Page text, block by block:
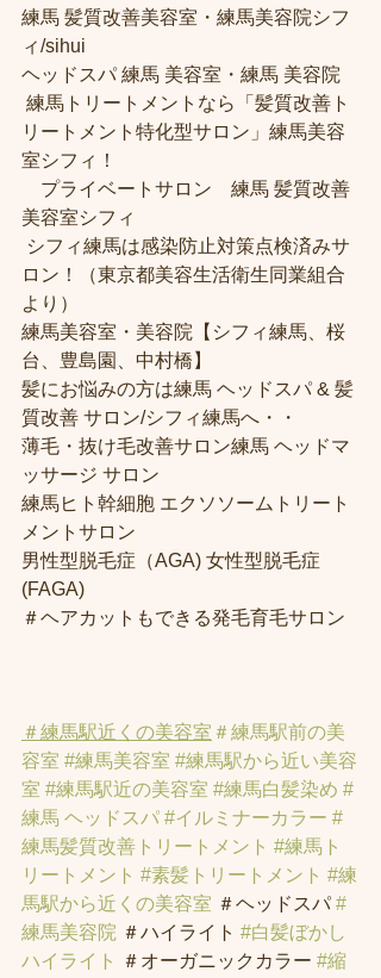
練馬 髪質改善美容室・練馬美容院シフ
ィ/sihui
ヘッドスパ 練馬 美容室・練馬 美容院
練馬トリートメントなら「髪質改善ト
リートメント特化型サロン」練馬美容
室シフィ！
プライベートサロン　練馬 髪質改善
美容室シフィ
シフィ練馬は感染防止対策点検済みサ
ロン！（東京都美容生活衛生同業組合
より）
練馬美容室・美容院【シフィ練馬、桜
台、豊島園、中村橋】
髪にお悩みの方は練馬 ヘッドスパ & 髪
質改善 サロン/シフィ練馬へ・・
薄毛・抜け毛改善サロン練馬 ヘッドマ
ッサージ サロン
練馬ヒト幹細胞 エクソソームトリート
メントサロン
男性型脱毛症（AGA) 女性型脱毛症
(FAGA)
＃ヘアカットもできる発毛育毛サロン
＃練馬駅近くの美容室 ＃練馬駅前の美
容室 #練馬美容室 #練馬駅から近い美容
室 #練馬駅近の美容室 #練馬白髪染め #
練馬 ヘッドスパ #イルミナーカラー #
練馬髪質改善トリートメント #練馬ト
リートメント #素髪トリートメント #練
馬駅から近くの美容室 ＃ヘッドスパ #
練馬美容院 ＃ハイライト #白髪ぼかし
ハイライト
＃オーガニックカラー #縮